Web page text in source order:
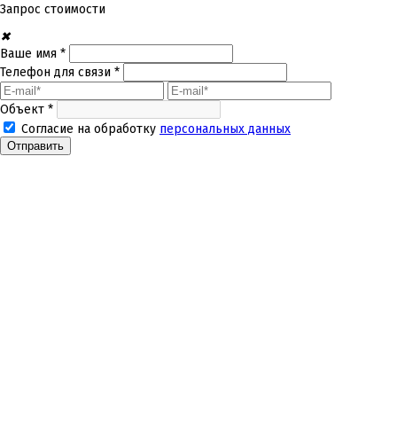
Запрос стоимости
✖
Ваше имя *
Телефон для связи *
Объект *
Согласие на обработку персональных данных